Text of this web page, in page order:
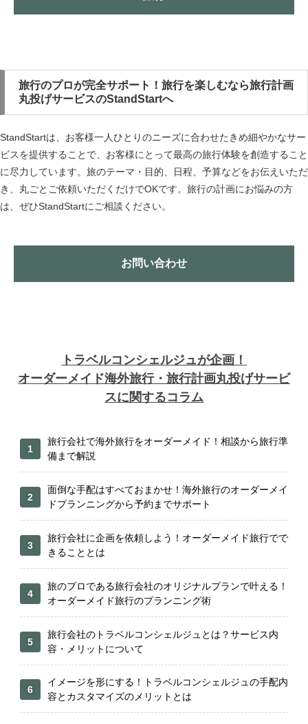
旅行のプロが完全サポート！旅行を楽しむなら旅行計画
丸投げサービスのStandStartへ
StandStartは、お客様一人ひとりのニーズに合わせたきめ細やかなサー
ビスを提供することで、お客様にとって最高の旅行体験を創造すること
に尽力しています。旅のテーマ・目的、日程、予算などをお伝えいただ
き、丸ごとご依頼いただくだけでOKです。旅行の計画にお悩みの方
は、ぜひStandStartにご相談ください。
お問い合わせ
トラベルコンシェルジュが企画！
オーダーメイド海外旅行・旅行計画丸投げサービ
スに関するコラム
旅行会社で海外旅行をオーダーメイド！相談から旅行準
備まで解説
面倒な手配はすべておまかせ！海外旅行のオーダーメイ
ドプランニングから予約までサポート
旅行会社に企画を依頼しよう！オーダーメイド旅行でで
きることとは
旅のプロである旅行会社のオリジナルプランで叶える！
オーダーメイド旅行のプランニング術
旅行会社のトラベルコンシェルジュとは？サービス内
容・メリットについて
イメージを形にする！トラベルコンシェルジュの手配内
容とカスタマイズのメリットとは